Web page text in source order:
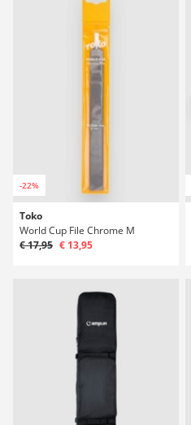
-22%
Toko
World Cup File Chrome M
€ 17,95 € 13,95